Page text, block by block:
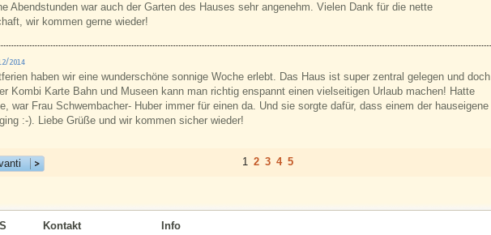
Abendstunden war auch der Garten des Hauses sehr angenehm. Vielen Dank für die nette
wir kommen gerne wieder!
2014
haben wir eine wunderschöne sonnige Woche erlebt. Das Haus ist super zentral gelegen und doch
Kombi Karte Bahn und Museen kann man richtig enspannt einen vielseitigen Urlaub machen! Hatte
war Frau Schwembacher- Huber immer für einen da. Und sie sorgte dafür, dass einem der hauseigene
:-). Liebe Grüße und wir kommen sicher wieder!
1 2 3 4 5
Kontakt Info